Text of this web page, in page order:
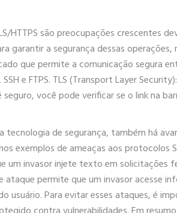
HTTPS são preocupações crescentes
garantir a segurança dessas
que permite a comunicação segura
e FTPS. TLS (Transport Layer
você pode verificar se o link na
de segurança, também há
exemplos de ameaças aos protocolos
um invasor injete texto em solicitações
ataque permite que um invasor acesse
usuário. Para evitar esses ataques, é